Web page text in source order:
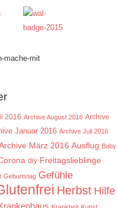
2016 Archive August 2016 Archive
Januar 2016 Archive Juli 2016
März 2016 Ausflug Baby
diy Freitagslieblinge
Geburtstag Gefühle
Herbst Hilfe